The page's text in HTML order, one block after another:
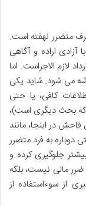
متضرر نهفته است.
اراده و آگاهی
لازم الاجراست. اما
می شود. شاید یکی
کافی، یا حتی
که بحث دیگری است)،
فاحش در اینجا، مانند
به فرد متضرر
جلوگیری کرده و
ضرر مالی نیست، بلکه
از سوءاستفاده از